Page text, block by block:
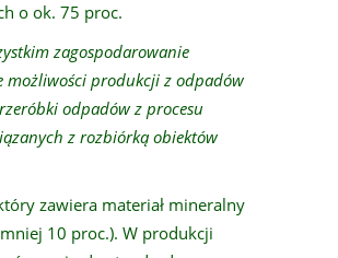
o ok. 75 proc.
zagospodarowanie
możliwości produkcji z odpadów
odpadów z procesu
z rozbiórką obiektów
zawiera materiał mineralny
10 proc.). W produkcji